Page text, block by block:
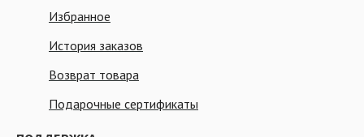
Избранное
История заказов
Возврат товара
Подарочные сертификаты